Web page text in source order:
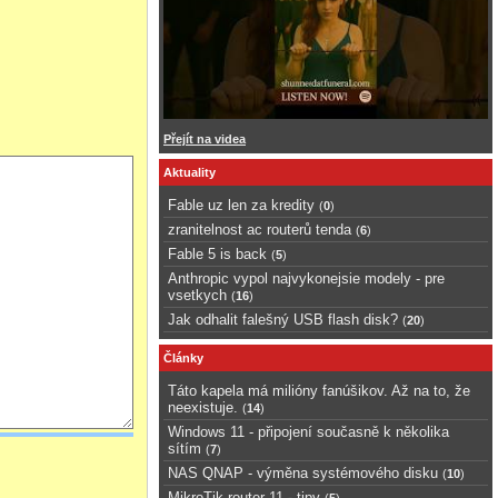
rámci telefonu
a obecně
formátu), nenalezl.
i jako důkazový
Přejít na videa
Aktuality
Fable uz len za kredity (0)
zranitelnost ac routerů tenda (6)
Fable 5 is back (5)
Anthropic vypol najvykonejsie modely - pre
vsetkych (16)
Jak odhalit falešný USB flash disk? (20)
Články
Táto kapela má milióny fanúšikov. Až na to, že
neexistuje.
(14)
Windows 11 - připojení současně k několika
sítím (7)
NAS QNAP - výměna systémového disku (10)